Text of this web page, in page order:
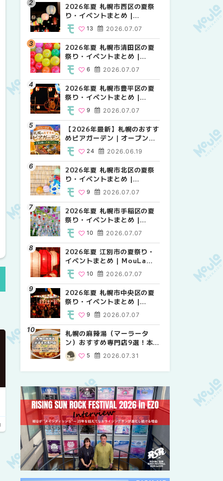
2026年夏 札幌市西区の夏祭
り・イベントまとめ |
MouLa HOKKAIDO
2026.07.07
13
2026年夏 札幌市清田区の夏
祭り・イベントまとめ |
MouLa HOKKAIDO
2026.07.07
6
2026年夏 札幌市豊平区の夏
祭り・イベントまとめ |
MouLa HOKKAIDO
2026.07.07
9
【2026年最新】札幌のおすす
めビアガーデン｜オープン日
順に徹底紹介！大通公園から
穴場テラスまで | MouLa
HOKKAIDO
2026.06.19
24
2026年夏 札幌市北区の夏祭
り・イベントまとめ |
MouLa HOKKAIDO
2026.07.07
9
2026年夏 札幌市手稲区の夏
祭り・イベントまとめ |
MouLa HOKKAIDO
2026.07.07
10
2026年夏 江別市の夏祭り・
イベントまとめ | MouLa
HOKKAIDO 2026.07.07
10
2026年夏 札幌市中央区の夏
祭り・イベントまとめ |
MouLa HOKKAIDO
2026.07.07
9
札幌の麻辣湯（マーラータ
ン）おすすめ専門店9選！本
場の量り売りから最新店まで
徹底比較 | MouLa
2026.07.31
5
【2026年最新】札幌のおすす
めビアガーデン｜オープン日
順に徹底紹介！大通公園から
穴場テラスまで | MouLa
HOKKAIDO
24
2026年夏 札幌市白石区の夏
祭り・イベントまとめ |
9
2026年夏 札幌市手稲区の夏
祭り・イベントまとめ |
10
2026年夏 札幌市北区の夏祭
り・イベントまとめ |
9
2026年夏 札幌市清田区の夏
祭り・イベントまとめ |
6
2026年夏 札幌市豊平区の夏
祭り・イベントまとめ |
9
2026年夏 札幌市南区の夏祭
り・イベントまとめ |
8
2026年夏 札幌市中央区の夏
祭り・イベントまとめ |
9
2026年夏 恵庭市・千歳市の
夏祭り・イベントまとめ |
9
2026年夏 札幌市北区の夏祭
り・イベントまとめ |
9
2026年夏 札幌市白石区の夏
祭り・イベントまとめ |
9
2026年夏 札幌市西区の夏祭
り・イベントまとめ |
13
2026年夏 札幌市手稲区の夏
祭り・イベントまとめ |
10
2026年夏 札幌市清田区の夏
祭り・イベントまとめ |
6
札幌の麻辣湯（マーラータ
ン）おすすめ専門店6選！本
徹底比較 | MouLa
HOKKAIDO
5
2026年夏 札幌市豊平区の夏
祭り・イベントまとめ |
9
【新千歳空港】新カードラウ
ンジが開業。「SUPER
ラウンジアネックス）」をご
紹介！！ | MouLa
HOKKAIDO
18
2026年夏 札幌市南区の夏祭
り・イベントまとめ |
8